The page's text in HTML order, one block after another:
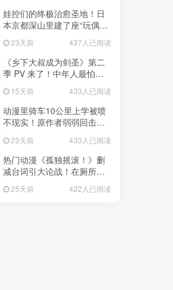
娃控们的终极治愈圣地！日
本京都深山里建了座“玩偶神
社”，不仅能拍照还能给娃祈
福！23天前 437人已阅读
《乡下大叔成为剑圣》第二
季 PV 来了！中年人最怕的
不是变老，而是没人愿意再
相信你！
15天前 433人已阅读
动漫里骑车10公里上学被喷
不现实！原作者弱弱回击：
常通勤！
23天前 433人已阅读
热门动漫《孤独摇滚！》删
减台词引大论战！在厕所吃
现充！
25天前 422人已阅读